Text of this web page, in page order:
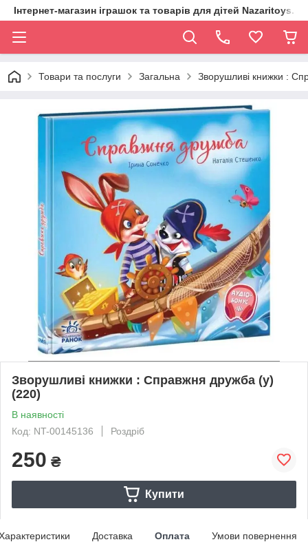
Інтернет-магазин іграшок та товарів для дітей
Товари та послуги Загальна Зворушливі книжки :
Зворушливі книжки : Справжня дружба (у)
(220)
В наявності
Код: NT-00145136
Роздріб
250 ₴
Купити
Доставка Оплата Умови повернення